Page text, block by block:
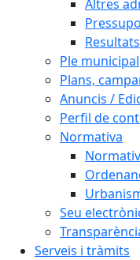
Altres
Ple municipal
Plans,
Anuncis /
Perfil de
Normativa
Seu
Serveis i tràmits